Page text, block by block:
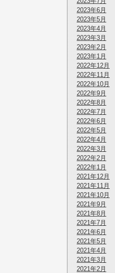
2023年6月
2023年5月
2023年4月
2023年3月
2023年2月
2023年1月
2022年12月
2022年11月
2022年10月
2022年9月
2022年8月
2022年7月
2022年6月
2022年5月
2022年4月
2022年3月
2022年2月
2022年1月
2021年12月
2021年11月
2021年10月
2021年9月
2021年8月
2021年7月
2021年6月
2021年5月
2021年4月
2021年3月
2021年2月